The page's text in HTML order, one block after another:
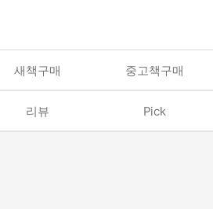
새책구매 중고책구매
리뷰 Pick